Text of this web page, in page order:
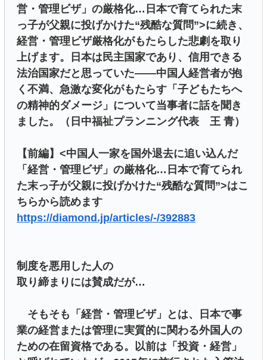
営・管理ビザ」の厳格化…日本で育てられた末
っ子が父親に投げかけた“残酷な質問”>に続き、
経営・管理ビザ厳格化がもたらした悲劇を取り
上げます。日本は民主国家であり、信用できる
法治国家だと思っていた――中国人経営者が抱
く不満、急激な変化がもたらす「子どもたちへ
の精神的ダメージ」について当事者に話を聞き
ました。（日中福祉プランニング代表 王 青）
【前編】<中国人一家を国外退去に追い込んだ
「経営・管理ビザ」の厳格化…日本で育てられ
た末っ子が父親に投げかけた“残酷な質問”>はこ
ちらから読めます
https://diamond.jp/articles/-/392883
制度を悪用した人の
取り締まりには賛成だが…
そもそも「経営・管理ビザ」とは、日本で事
業の経営または管理に実質的に関わる外国人の
ための在留資格である。以前は「投資・経営」